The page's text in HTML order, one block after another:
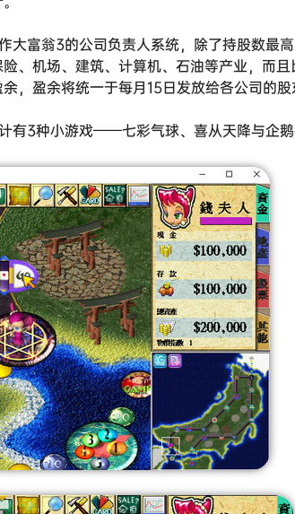
大富翁3的公司负责人系统，除了持股数最
、机场、建筑、计算机、石油等产业，而
，盈余将统一于每月15日发放给各公司的
有3种小游戏——七彩气球、喜从天降与企鹅